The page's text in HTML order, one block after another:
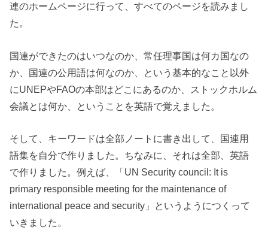
連のホームページに行って、すべてのページを読みまし
た。
国連ができたのはいつなのか、常任理事国は何カ国なの
か、国連の公用語は何なのか、という基本的なこと以外
にUNEPやFAOの本部はどこにあるのか、ストックホルム
会議とは何か、ということを英語で覚えました。
そして、キーワードは全部ノートに書き出して、国連用
語集を自分で作りました。ちなみに、それは全部、英語
で作りました。例えば、「UN Security council: It is
primary responsible meeting for the maintenance of
international peace and security」というようにつくって
いきました。